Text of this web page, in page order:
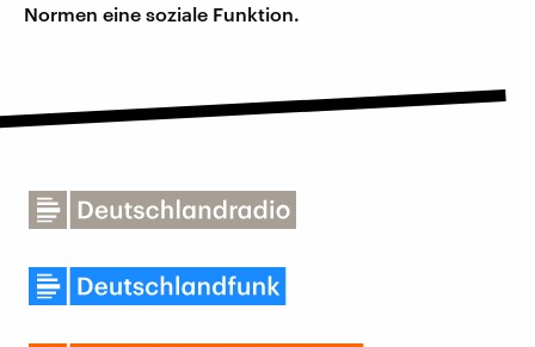
Normen eine soziale Funktion.